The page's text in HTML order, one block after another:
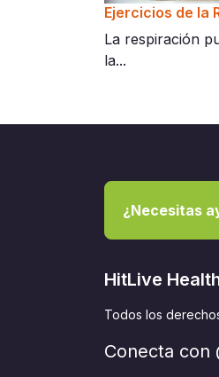
Ejercicios de la
La respiración
la...
¿Necesitas
HitLive
Todos los
Conecta con